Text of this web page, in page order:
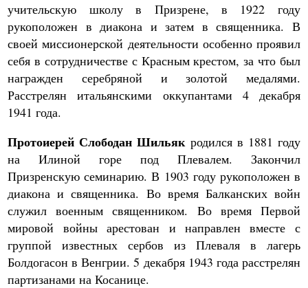
учительскую школу в Призрене, в 1922 году
рукоположен в диакона и затем в священника. В
своей миссионерской деятельности особенно проявил
себя в сотрудничестве с Красным крестом, за что был
награжден серебряной и золотой медалями.
Расстрелян итальянскими оккупантами 4 декабря
1941 года.
Протоиерей Слободан Шильякродился в 1881 году
на Илиной горе под Плевалем. Закончил
Призренскую семинарию. В 1903 году рукоположен в
диакона и священника. Во время Балканских войн
служил военным священником. Во время Первой
мировой войны арестован и направлен вместе с
группой известных сербов из Плеваля в лагерь
Болдогасон в Венгрии. 5 декабря 1943 года расстрелян
партизанами на Косанице.